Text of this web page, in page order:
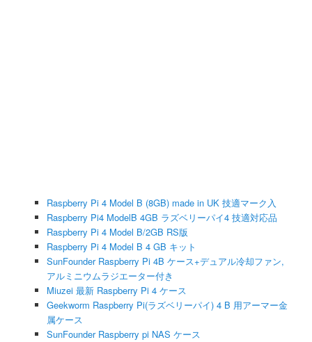
Raspberry Pi 4 Model B (8GB) made in UK 技適マーク入
Raspberry Pi4 ModelB 4GB ラズベリーパイ4 技適対応品
Raspberry Pi 4 Model B/2GB RS版
Raspberry Pi 4 Model B 4 GB キット
SunFounder Raspberry Pi 4B ケース+デュアル冷却ファン,
アルミニウムラジエーター付き
Miuzei 最新 Raspberry Pi 4 ケース
Geekworm Raspberry Pi(ラズベリーパイ) 4 B 用アーマー金
属ケース
SunFounder Raspberry pi NAS ケース